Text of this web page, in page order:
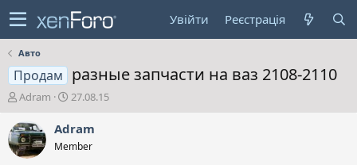
Увійти Реєстрація
Авто
Продам разные запчасти на ваз 2108-2110
А
т
о
р
Adram
Д
т
с
27.08.15
Adram
Member